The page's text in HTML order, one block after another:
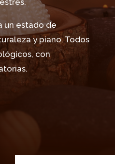
un estado de
y piano. Todos
con